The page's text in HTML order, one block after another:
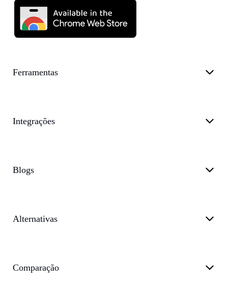
Ferramentas
Integrações
Blogs
Alternativas
Comparação